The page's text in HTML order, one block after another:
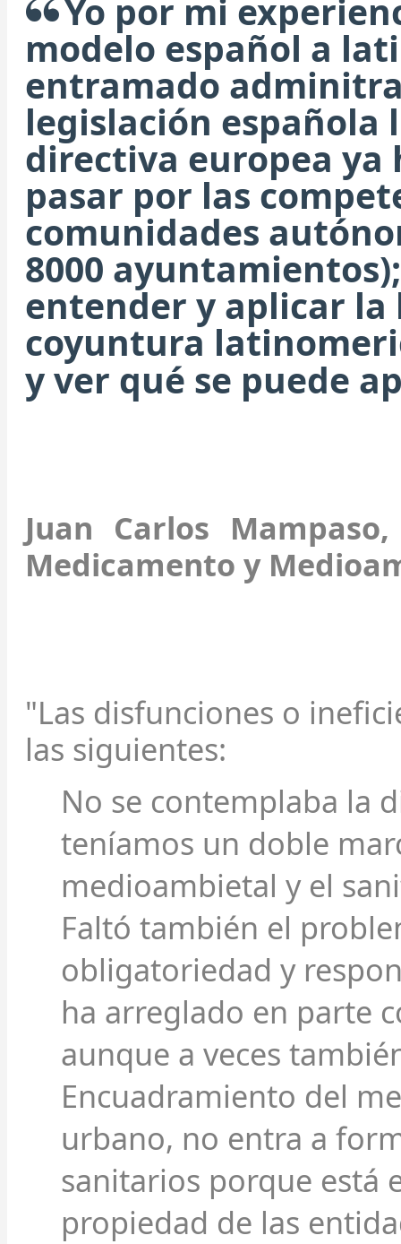
Yo por mi
modelo español a
entramado
legislación
directiva europea ya
pasar por las
comunidades
8000
entender y aplicar la
coyuntura
y ver qué se puede
Juan Carlos
Medicamento y
"Las disfunciones o
las siguientes:
No se contemplaba la
teníamos un doble
medioambietal y el
Faltó también el
obligatoriedad y
ha arreglado en parte
aunque a veces
Encuadramiento del
urbano, no entra a
sanitarios porque está
propiedad de las